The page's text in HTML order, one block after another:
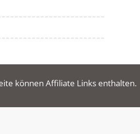
können Affiliate Links enthalten.